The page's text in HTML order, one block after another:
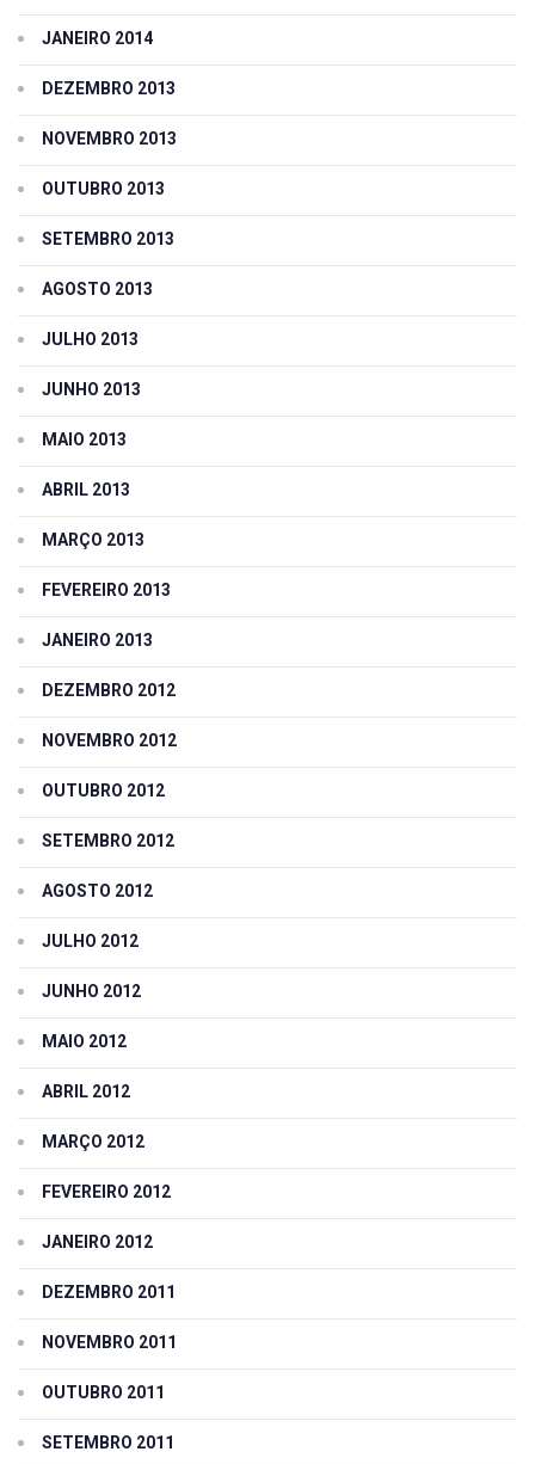
JANEIRO 2014
DEZEMBRO 2013
NOVEMBRO 2013
OUTUBRO 2013
SETEMBRO 2013
AGOSTO 2013
JULHO 2013
JUNHO 2013
MAIO 2013
ABRIL 2013
MARÇO 2013
FEVEREIRO 2013
JANEIRO 2013
DEZEMBRO 2012
NOVEMBRO 2012
OUTUBRO 2012
SETEMBRO 2012
AGOSTO 2012
JULHO 2012
JUNHO 2012
MAIO 2012
ABRIL 2012
MARÇO 2012
FEVEREIRO 2012
JANEIRO 2012
DEZEMBRO 2011
NOVEMBRO 2011
OUTUBRO 2011
SETEMBRO 2011